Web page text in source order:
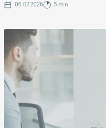
06.07.2026 5 min.